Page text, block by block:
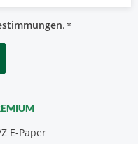
.*
E-Paper